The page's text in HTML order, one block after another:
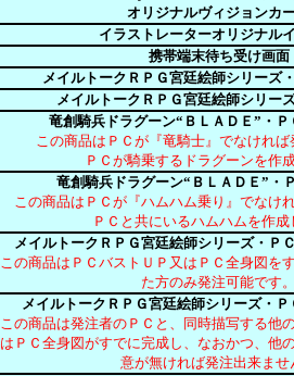
オリジナルヴィジョンカ
イラストレーターオリジナル
携帯端末待ち受け画面
メイルトークＲＰＧ宮廷絵師シリーズ
メイルトークＲＰＧ宮廷絵師シリー
竜創騎兵ドラグーン“ＢＬＡＤＥ”・
この商品はＰＣが『竜騎士』でなけれ
ＰＣが騎乗するドラグーンを作
竜創騎兵ドラグーン“ＢＬＡＤＥ”・
この商品はＰＣが『ハムハム乗り』でなけ
ＰＣと共にいるハムハムを作成
メイルトークＲＰＧ宮廷絵師シリーズ・Ｐ
この商品はＰＣバストＵＰ又はＰＣ全身図を
た方のみ発注可能です
メイルトークＲＰＧ宮廷絵師シリーズ・
この商品は発注者のＰＣと、同時描写する他
はＰＣ全身図がすでに完成し、なおかつ、他
意が無ければ発注出来ませ